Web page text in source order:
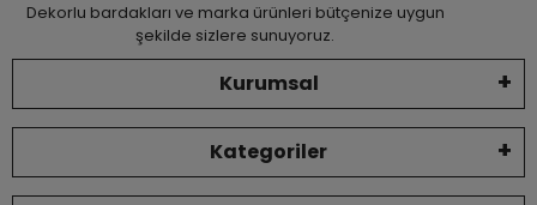
Dekorlu bardakları ve marka ürünleri bütçenize uygun
şekilde sizlere sunuyoruz.
Kurumsal
Kategoriler